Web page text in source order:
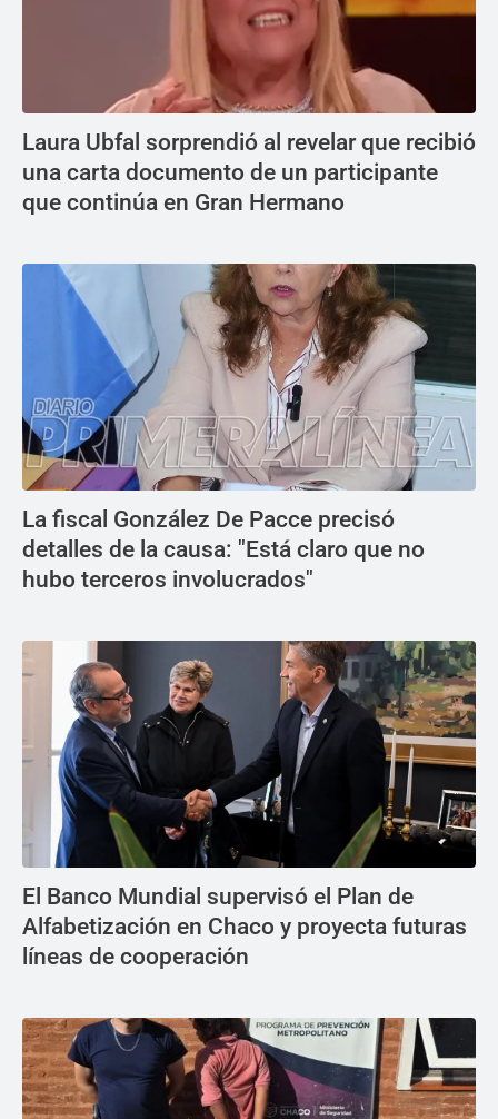
Laura Ubfal sorprendió al revelar que recibió
una carta documento de un participante
que continúa en Gran Hermano
La fiscal González De Pacce precisó
detalles de la causa: "Está claro que no
hubo terceros involucrados"
El Banco Mundial supervisó el Plan de
Alfabetización en Chaco y proyecta futuras
líneas de cooperación